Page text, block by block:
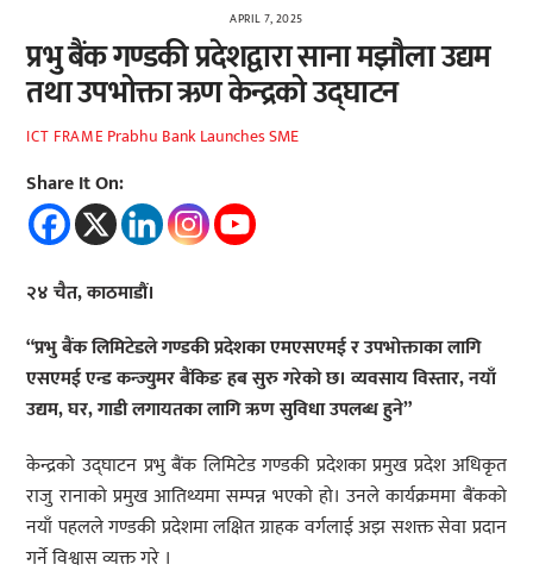
APRIL 7, 2025
प्रभु बैंक गण्डकी प्रदेशद्वारा साना मझौला उद्यम
तथा उपभोक्ता ऋण केन्द्रको उद्घाटन
ICT FRAME Prabhu Bank Launches SME
Share It On:
२४ चैत, काठमाडौं।
“प्रभु बैंक लिमिटेडले गण्डकी प्रदेशका एमएसएमई र उपभोक्ताका लागि
एसएमई एन्ड कन्ज्युमर बैंकिङ हब सुरु गरेको छ। व्यवसाय विस्तार, नयाँ
उद्यम, घर, गाडी लगायतका लागि ऋण सुविधा उपलब्ध हुने”
केन्द्रको उद्घाटन प्रभु बैंक लिमिटेड गण्डकी प्रदेशका प्रमुख प्रदेश अधिकृत
राजु रानाको प्रमुख आतिथ्यमा सम्पन्न भएको हो। उनले कार्यक्रममा बैंकको
नयाँ पहलले गण्डकी प्रदेशमा लक्षित ग्राहक वर्गलाई अझ सशक्त सेवा प्रदान
गर्ने विश्वास व्यक्त गरे ।